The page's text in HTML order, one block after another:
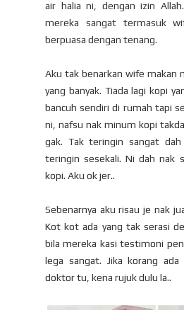
air halia ni, dengan izin
mereka sangat termasuk
berpuasa dengan tenang.
Aku tak benarkan wife makan
yang banyak. Tiada lagi kopi
bancuh sendiri di rumah tapi
ni, nafsu nak minum kopi
gak. Tak teringin sangat dah
teringin sesekali. Ni dah nak
kopi. Aku ok jer..
Sebenarnya aku risau je nak
Kot kot ada yang tak serasi
bila mereka kasi testimoni
lega sangat. Jika korang
doktor tu, kena rujuk dulu la..